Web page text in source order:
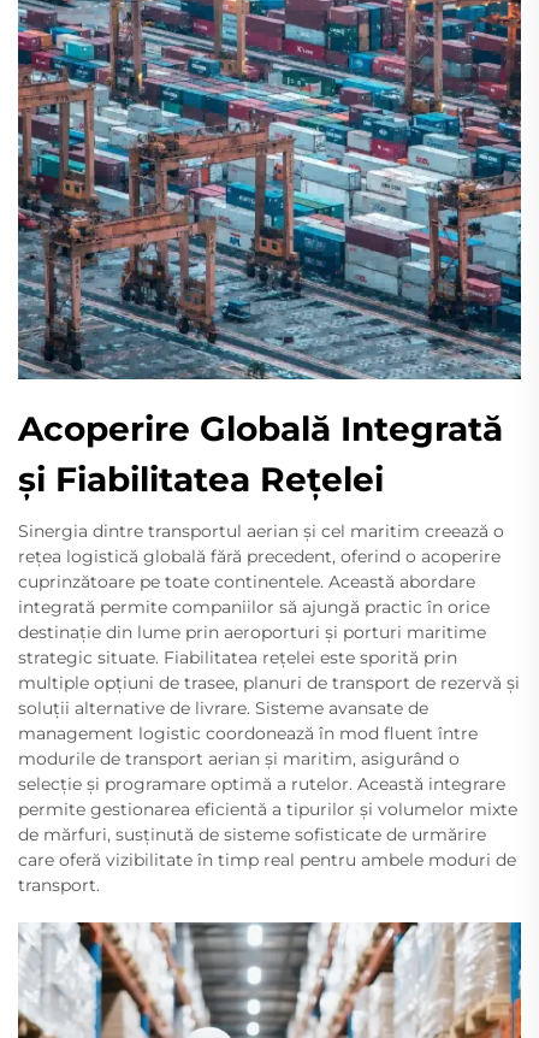
Acoperire Globală Integrată
și Fiabilitatea Rețelei
Sinergia dintre transportul aerian și cel maritim creează o
rețea logistică globală fără precedent, oferind o acoperire
cuprinzătoare pe toate continentele. Această abordare
integrată permite companiilor să ajungă practic în orice
destinație din lume prin aeroporturi și porturi maritime
strategic situate. Fiabilitatea rețelei este sporită prin
multiple opțiuni de trasee, planuri de transport de rezervă și
soluții alternative de livrare. Sisteme avansate de
management logistic coordonează în mod fluent între
modurile de transport aerian și maritim, asigurând o
selecție și programare optimă a rutelor. Această integrare
permite gestionarea eficientă a tipurilor și volumelor mixte
de mărfuri, susținută de sisteme sofisticate de urmărire
care oferă vizibilitate în timp real pentru ambele moduri de
transport.